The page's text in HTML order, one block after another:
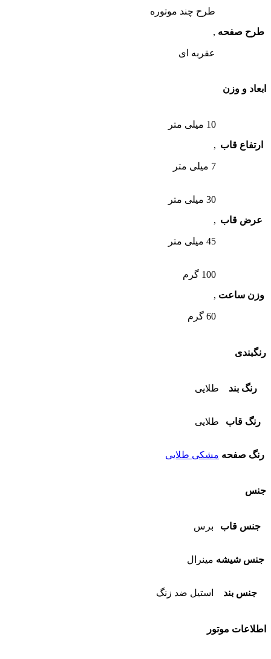
طرح صفحه
طرح چند موتوره
,
عقربه ای
ابعاد و وزن
ارتفاع قاب
10 میلی متر
,
7 میلی متر
عرض قاب
30 میلی متر
,
45 میلی متر
وزن ساعت
100 گرم
,
60 گرم
رنگبندی
رنگ بند طلایی
رنگ قاب طلایی
رنگ صفحه مشکی طلایی
جنس
جنس قاب برس
جنس شیشه مینرال
جنس بند استیل ضد زنگ
اطلاعات موتور